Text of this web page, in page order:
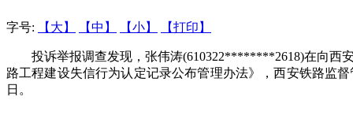
字号: 【大】 【中】 【小】 【打印】
投诉举报调查发现，张伟涛(610322********2618)在向西安
路工程建设失信行为认定记录公布管理办法》，西安铁路监
日。